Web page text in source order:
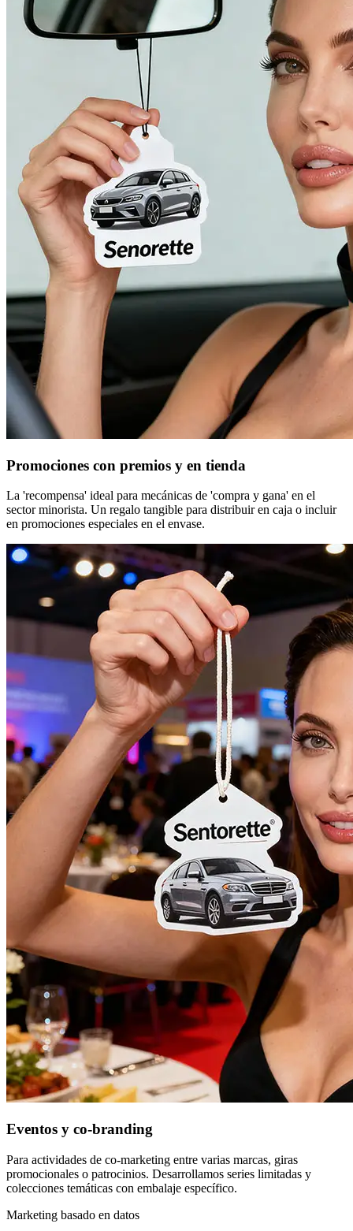
Promociones con premios y en tienda
La 'recompensa' ideal para mecánicas de 'compra y gana' en el
sector minorista. Un regalo tangible para distribuir en caja o incluir
en promociones especiales en el envase.
Eventos y co-branding
Para actividades de co-marketing entre varias marcas, giras
promocionales o patrocinios. Desarrollamos series limitadas y
colecciones temáticas con embalaje específico.
Marketing basado en datos